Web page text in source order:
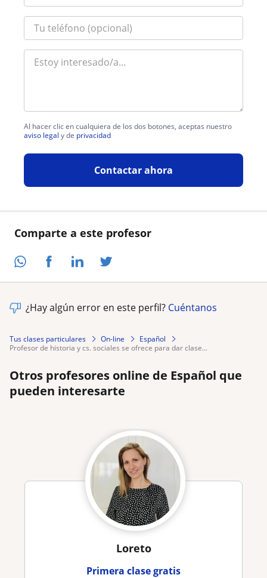
Comparte a este profesor
Al hacer clic en cualquiera de los dos botones, aceptas nuestro
aviso legal y de privacidad
Contactar ahora
¿Hay algún error en este perfil? Cuéntanos
Tus clases particulares On-line
Español
profesor de historia y cs. sociales se ofrece para dar clase...
Otros profesores online de Español que
pueden interesarte
Loreto
Primera clase gratis